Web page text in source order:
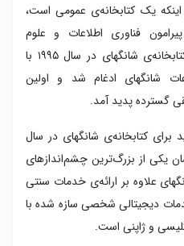
اینکه یک کتابخانه‌ی عمومی است،
فناوری اطلاعات و علوم
تکنولوژی نیز محسوب می‌شود. کتابخانه‌ی شانگهای در سال ۱۹۹۵ با
شانگهای ادغام شد و اولین
گسترده پدید آمد.
برای کتابخانه‌ی شانگهای در سال
یکی از بزرگ‌ترین چشم‌اندازهای
علاوه بر ارائه‌ی خدمات سنتی
دیجیتالی شخصی سازه شده با
و ژاپنی است.